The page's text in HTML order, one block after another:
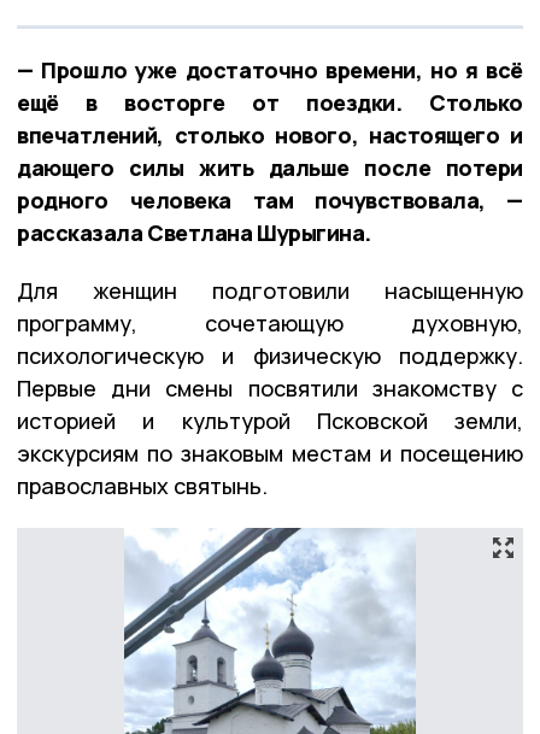
— Прошло уже достаточно времени, но я всё
ещё в восторге от поездки. Столько
впечатлений, столько нового, настоящего и
дающего силы жить дальше после потери
родного человека там почувствовала, —
рассказала Светлана Шурыгина.
Для женщин подготовили насыщенную
программу, сочетающую духовную,
психологическую и физическую поддержку.
Первые дни смены посвятили знакомству с
историей и культурой Псковской земли,
экскурсиям по знаковым местам и посещению
православных святынь.